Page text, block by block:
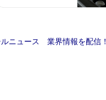
ニュース 業界情報を配信！